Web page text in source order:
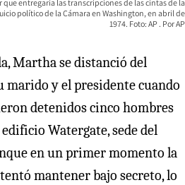
que entregaría las transcripciones de las cintas de la
político de la Cámara en Washington, en abril de
1974. Foto: AP
AP
Martha se distanció del
marido y el presidente cuando
detenidos cinco hombres
Watergate, sede del
en un primer momento la
mantener bajo secreto, lo